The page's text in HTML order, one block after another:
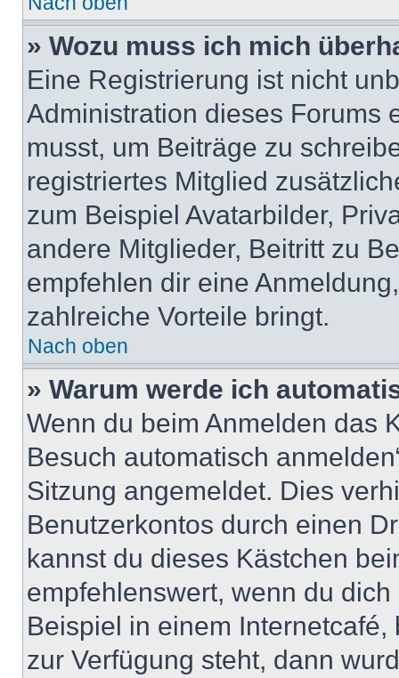
» Wozu muss ich mich
Eine Registrierung ist nicht
Administration dieses Forums
musst, um Beiträge zu
registriertes Mitglied
zum Beispiel Avatarbilder,
andere Mitglieder, Beitritt zu
empfehlen dir eine
zahlreiche Vorteile bringt.
Nach oben
» Warum werde ich
Wenn du beim Anmelden das
Besuch automatisch
Sitzung angemeldet. Dies
Benutzerkontos durch einen
kannst du dieses Kästchen
empfehlenswert, wenn du
Beispiel in einem
zur Verfügung steht, dann